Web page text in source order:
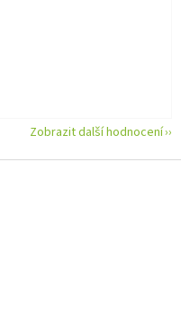
z 5 hvězdiček.
Zobrazit další hodnocení